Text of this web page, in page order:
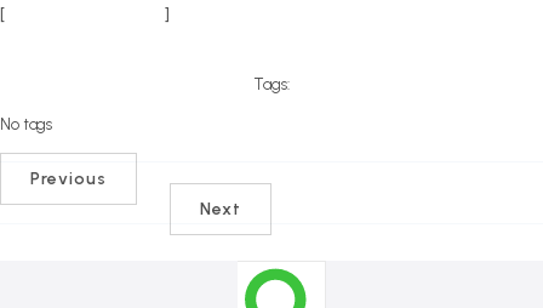
[zur Ausschreibung]
Tags:
No tags
Previous
Next